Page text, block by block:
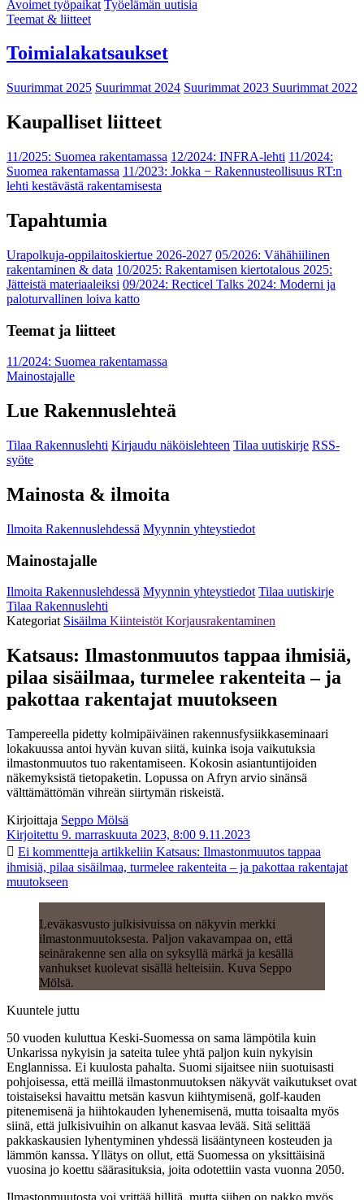
Avoimet työpaikat Työelämän uutisia
Teemat & liitteet
Toimialakatsaukset
Suurimmat 2025 Suurimmat 2024 Suurimmat 2023 Suurimmat 2022
Kaupalliset liitteet
11/2025: Suomea rakentamassa 12/2024: INFRA-lehti 11/2024:
Suomea rakentamassa 11/2023: Jokka − Rakennusteollisuus RT:n
lehti kestävästä rakentamisesta
Tapahtumia
Urapolkuja-oppilaitoskiertue 2026-2027 05/2026: Vähähiilinen
rakentaminen & data 10/2025: Rakentamisen kiertotalous 2025:
Jätteistä materiaaleiksi 09/2024: Recticel Talks 2024: Moderni ja
paloturvallinen loiva katto
Teemat ja liitteet
11/2024: Suomea rakentamassa
Mainostajalle
Lue Rakennuslehteä
Tilaa Rakennuslehti Kirjaudu näköislehteen Tilaa uutiskirje RSS-
syöte
Mainosta & ilmoita
Ilmoita Rakennuslehdessä Myynnin yhteystiedot
Mainostajalle
Ilmoita Rakennuslehdessä Myynnin yhteystiedot Tilaa uutiskirje
Tilaa Rakennuslehti
Kategoriat Sisäilma KiinteistötKorjausrakentaminen
Katsaus: Ilmastonmuutos tappaa ihmisiä,
pilaa sisäilmaa, turmelee rakenteita – ja
pakottaa rakentajat muutokseen
Tampereella pidetty kolmipäiväinen rakennusfysiikkaseminaari
lokakuussa antoi hyvän kuvan siitä, kuinka isoja vaikutuksia
ilmastonmuutos tuo rakentamiseen. Kokosin asiantuntijoiden
näkemyksistä tietopaketin. Lopussa on Afryn arvio sinänsä
välttämättömän vihreän siirtymän riskeistä.
Kirjoittaja Seppo Mölsä
Kirjoitettu 9. marraskuuta 2023, 8:00 9.11.2023
Ei kommentteja artikkeliin Katsaus: Ilmastonmuutos tappaa
ihmisiä, pilaa sisäilmaa, turmelee rakenteita – ja pakottaa rakentajat
muutokseen
Leväkasvusto julkisivuissa on näkyvin merkki
ilmastonmuutoksesta. Paljon vakavampaa on, että
seinärakenne sen alla on syksyllä märkä ja kesällä
vanhukset kuolevat sisällä helteisiin. Kuva Seppo
Mölsä.
Kuuntele juttu
50 vuoden kuluttua Keski-Suomessa on sama lämpötila kuin
Unkarissa nykyisin ja sateita tulee yhtä paljon kuin nykyisin
Englannissa. Ei kuulosta pahalta. Suomi sijaitsee niin suotuisasti
pohjoisessa, että meillä ilmastonmuutoksen näkyvät vaikutukset ovat
toistaiseksi havaittu metsän kasvun kiihtymisenä, golf-kauden
pitenemisenä ja hiihtokauden lyhenemisenä, mutta toisaalta myös
siinä, että julkisivuihin on alkanut kasvaa levää. Sitä selittää
pakkaskausien lyhentyminen yhdessä lisääntyneen kosteuden ja
lämmön kanssa. Yllätys on ollut, että Suomessa on yksittäisinä
vuosina jo koettu säärasituksia, joita odotettiin vasta vuonna 2050.